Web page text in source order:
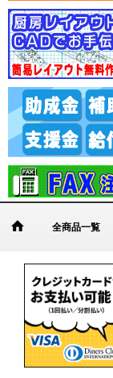
全商品一覧